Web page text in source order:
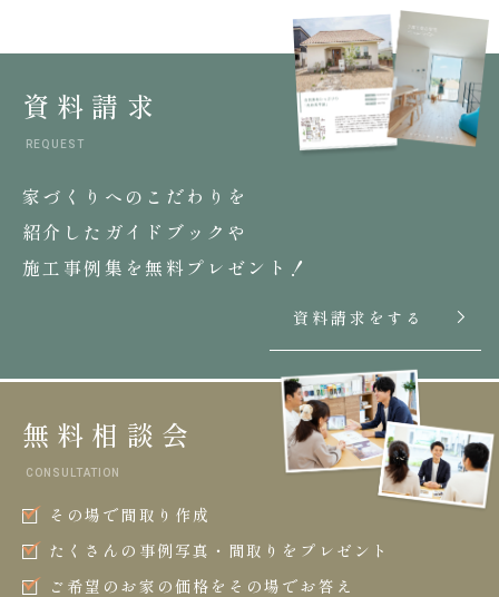
資料請求
REQUEST
家づくりへのこだわりを
紹介したガイドブックや
施工事例集を無料プレゼント！
資料請求をする
無料相談会
CONSULTATION
その場で間取り作成
たくさんの事例写真・間取りをプレゼント
ご希望のお家の価格をその場でお答え